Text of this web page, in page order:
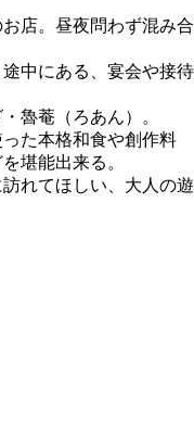
店。昼夜問わず混み合
中にある、宴会や接待
魯菴（ろあん）。
た本格和食や創作料
堪能出来る。
れてほしい、大人の遊